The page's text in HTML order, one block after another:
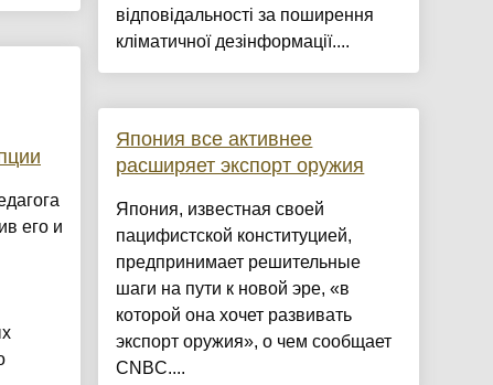
его и
відповідальності за поширення
кліматичної дезінформації....
Япония все активнее
расширяет экспорт оружия
Япония, известная своей
пацифистской конституцией,
предпринимает решительные
шаги на пути к новой эре, «в
которой она хочет развивать
экспорт оружия», о чем сообщает
CNBC....